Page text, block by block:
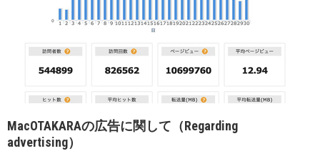
MacOTAKARAの広告に関して（Regarding
advertising）